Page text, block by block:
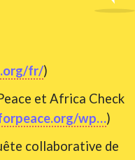
fr/)
et Africa Check
wp…)
collaborative de